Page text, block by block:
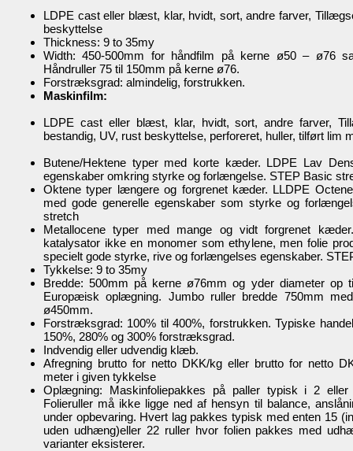
LDPE cast eller blæst, klar, hvidt, sort, andre farver,
beskyttelse
Thickness: 9 to 35my
Width: 450-500mm for håndfilm på kerne ø50 – ø76
Håndruller 75 til 150mm på kerne ø76.
Forstræksgrad: almindelig, forstrukken.
Maskinfilm:
LDPE cast eller blæst, klar, hvidt, sort, andre farver,
bestandig, UV, rust beskyttelse, perforeret, huller, tilført lim
Butene/Hektene typer med korte kæder. LDPE Lav
egenskaber omkring styrke og forlængelse. STEP Basic
Oktene typer længere og forgrenet kæder. LLDPE
med gode generelle egenskaber som styrke og
stretch
Metallocene typer med mange og vidt forgrenet
katalysator ikke en monomer som ethylene, men folie
specielt gode styrke, rive og forlængelses egenskaber.
Tykkelse: 9 to 35my
Bredde: 500mm på kerne ø76mm og yder diameter op
Europæisk oplægning. Jumbo ruller bredde 750mm
ø450mm.
Forstræksgrad: 100% til 400%, forstrukken. Typiske
150%, 280% og 300% forstræksgrad.
Indvendig eller udvendig klæb.
Afregning brutto for netto DKK/kg eller brutto for netto
meter i given tykkelse
Oplægning: Maskinfoliepakkes på paller typisk i 2 eller
Folieruller må ikke ligge ned af hensyn til balance,
under opbevaring. Hvert lag pakkes typisk med enten 15
uden udhæng)eller 22 ruller hvor folien pakkes med
varianter eksisterer.